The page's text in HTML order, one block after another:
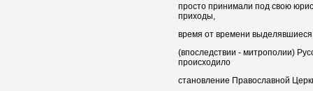
просто принимали под свою
приходы,
время от времени
(впоследствии - митрополии)
происходило
становление Православной